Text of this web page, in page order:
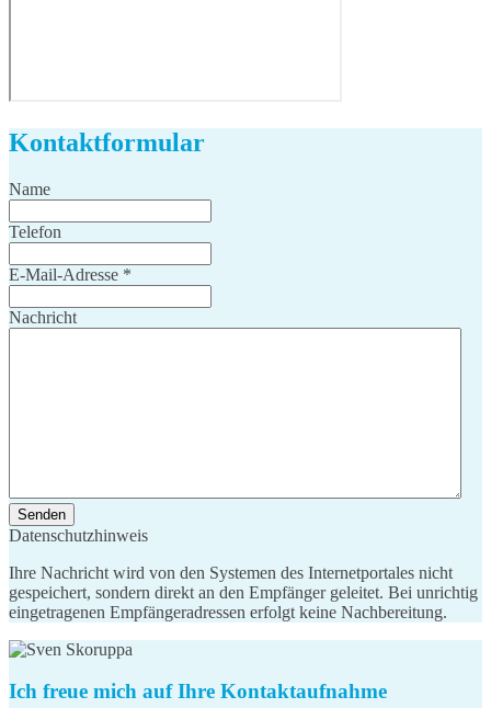
Kontaktformular
Name
Telefon
E-Mail-Adresse *
Nachricht
Senden
Datenschutzhinweis
Ihre Nachricht wird von den Systemen des Internetportales nicht
gespeichert, sondern direkt an den Empfänger geleitet. Bei unrichtig
eingetragenen Empfängeradressen erfolgt keine Nachbereitung.
Ich freue mich auf Ihre Kontaktaufnahme